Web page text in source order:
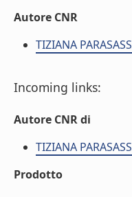
Autore CNR
TIZIANA
Incoming links:
Autore CNR di
TIZIANA
Prodotto